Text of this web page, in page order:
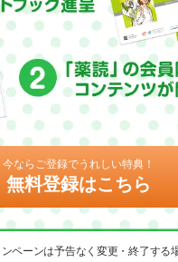
今ならご登録でうれしい特典！
無料登録はこちら
ペーンは予告なく変更・終了する